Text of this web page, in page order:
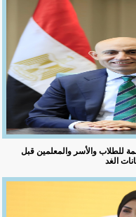
للطلاب والأسر والمعلمين قبل
الغد